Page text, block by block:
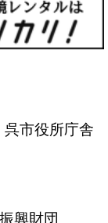
市役所庁舎
興財団